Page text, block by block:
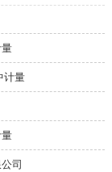
计量
司